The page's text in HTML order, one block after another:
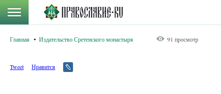
Главная Издательство Сретенского монастыря 91 просмотр
Tweet Нравится